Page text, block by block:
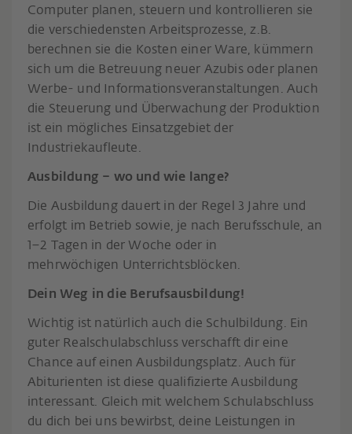
Computer planen, steuern und kontrollieren sie
die verschiedensten Arbeitsprozesse, z.B.
berechnen sie die Kosten einer Ware, kümmern
sich um die Betreuung neuer Azubis oder planen
Werbe- und Informationsveranstaltungen. Auch
die Steuerung und Überwachung der Produktion
ist ein mögliches Einsatzgebiet der
Industriekaufleute.
Ausbildung – wo und wie lange?
Die Ausbildung dauert in der Regel 3 Jahre und
erfolgt im Betrieb sowie, je nach Berufsschule, an
1–2 Tagen in der Woche oder in
mehrwöchigen Unterrichtsblöcken.
Dein Weg in die Berufsausbildung!
Wichtig ist natürlich auch die Schulbildung. Ein
guter Realschulabschluss verschafft dir eine
Chance auf einen Ausbildungsplatz. Auch für
Abiturienten ist diese qualifizierte Ausbildung
interessant. Gleich mit welchem Schulabschluss
du dich bei uns bewirbst, deine Leistungen in